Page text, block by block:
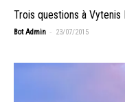
Trois questions à Vytenis
Bot Admin - 23/07/2015